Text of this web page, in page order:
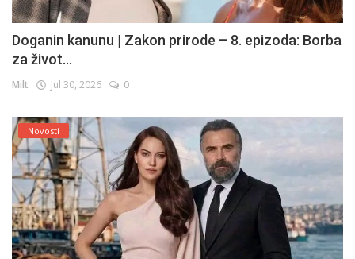
Doganin kanunu | Zakon prirode – 8. epizoda: Borba
za život...
Milt Jul 30, 2026 0
Novosti